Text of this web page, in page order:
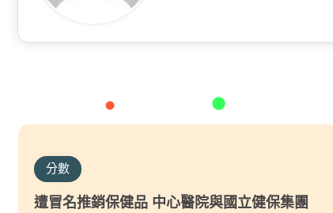
分數
遭冒名推銷保健品 中心醫院與國立健保集團